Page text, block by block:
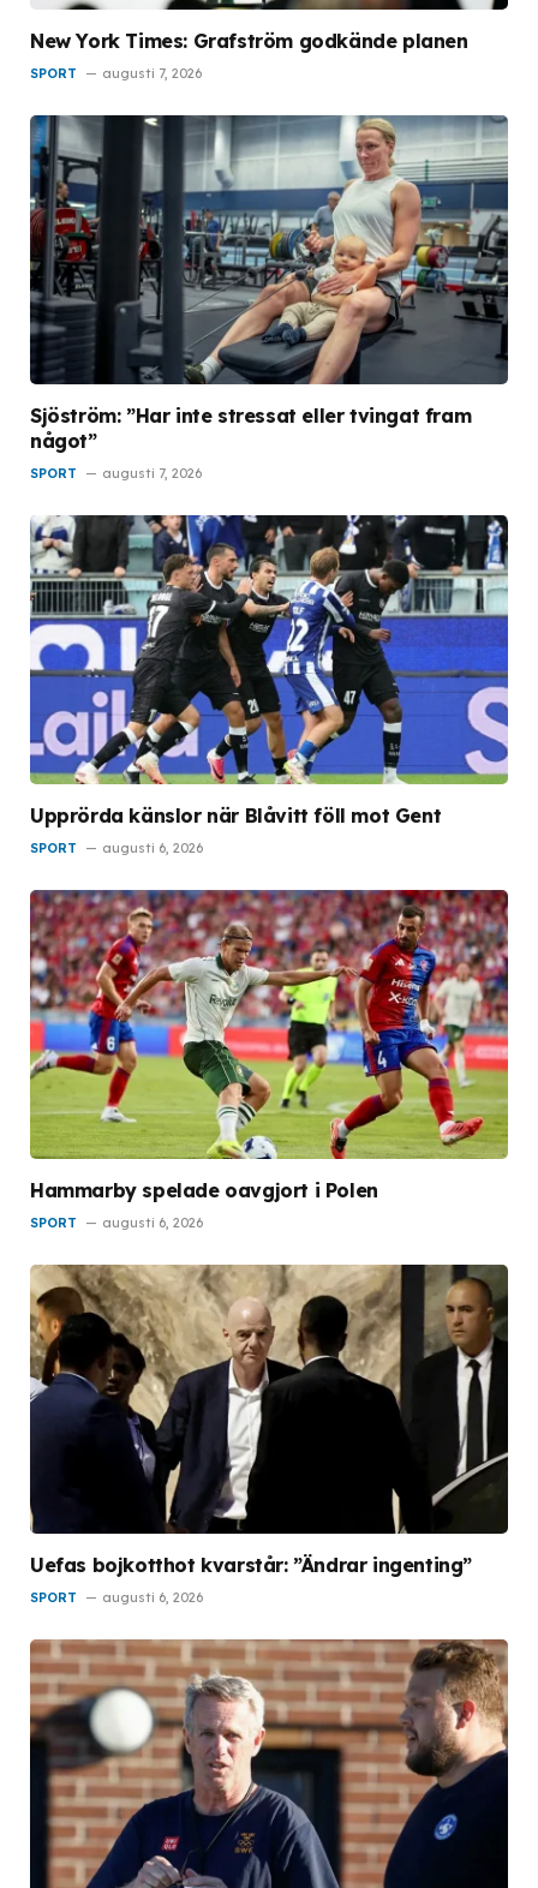
New York Times: Grafström godkände planen
SPORT augusti 7, 2026
Sjöström: ”Har inte stressat eller tvingat fram
något”
SPORT augusti 7, 2026
Upprörda känslor när Blåvitt föll mot Gent
SPORT augusti 6, 2026
Hammarby spelade oavgjort i Polen
SPORT augusti 6, 2026
Uefas bojkotthot kvarstår: ”Ändrar ingenting”
SPORT augusti 6, 2026